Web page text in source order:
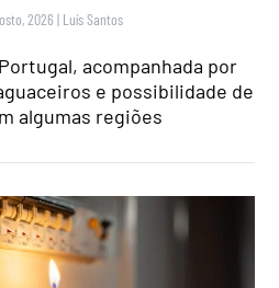
2026 | Luís Santos
acompanhada por
e possibilidade de
algumas regiões